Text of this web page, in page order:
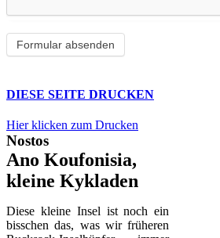
DIESE SEITE DRUCKEN
Hier klicken zum Drucken
Nostos
Ano Koufonisia,
kleine Kykladen
Diese kleine Insel ist noch ein
bisschen das, was wir früheren